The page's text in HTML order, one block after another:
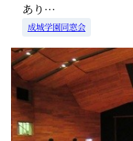
あり…
成城学園同窓会